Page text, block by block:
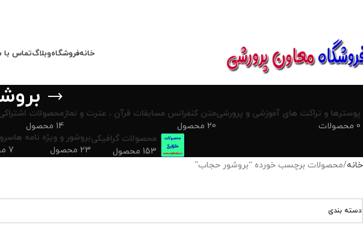
خانهفروشگاهوبلاگتماس با
پوسترها و تراکت های آموزشی و پرورشی
0 محصولات
متن کنفرانس مسابقات قرآن ، عترت و نماز
20 محصول
محصولات
14 محصول
محصولات گرافیکی
153 محصول
بروشور و ویژه نامه ها
23 محصول
7 محصول
خانه محصولات برچسب خورده “بروشور حجاب”
دسته بندی